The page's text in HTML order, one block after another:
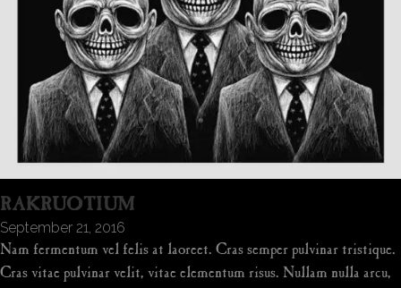
RAKRUOTIUM
September 21, 2016
Nam fermentum vel felis at laoreet. Cras semper pulvinar tristique.
Cras vitae pulvinar velit, vitae elementum risus. Nullam nulla arcu,